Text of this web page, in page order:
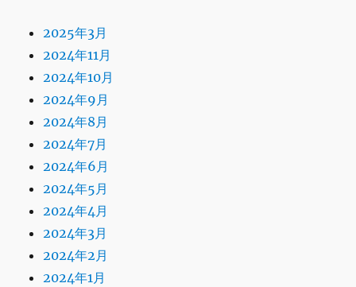
2025年3月
2024年11月
2024年10月
2024年9月
2024年8月
2024年7月
2024年6月
2024年5月
2024年4月
2024年3月
2024年2月
2024年1月